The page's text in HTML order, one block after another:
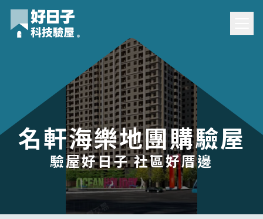
名軒海樂地團購驗屋
驗屋好日子 社區好厝邊